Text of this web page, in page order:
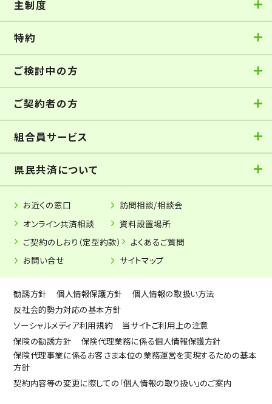
主制度
特約
ご検討中の方
ご契約者の方
組合員サービス
県民共済について
お近くの窓口
訪問相談/相談会
オンライン共済相談
資料設置場所
ご契約のしおり（定型約款）
よくあるご質問
お問い合せ
サイトマップ
勧誘方針 個人情報保護方針
個人情報の取扱い方法
反社会的勢力対応の基本方針
ソーシャルメディア利用規約
当サイトご利用上の注意
保険の勧誘方針
保険代理業務に係る個人情報保護方針
保険代理事業に係るお客さま本位の業務運営を実現するための基本
方針
契約内容等の変更に際しての「個人情報の取り扱い」のご案内